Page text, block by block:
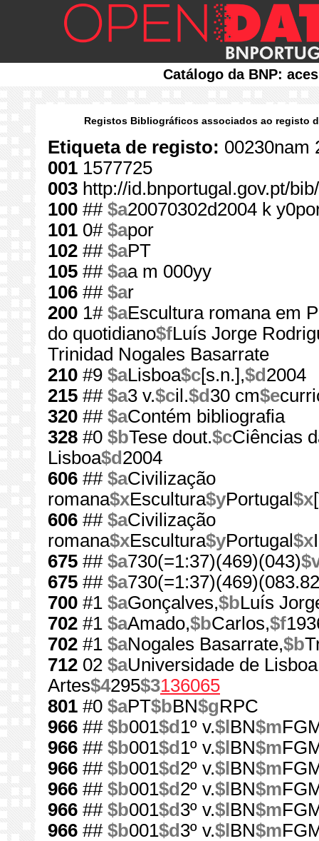
Catálogo da BNP:
Registos Bibliográficos associados ao registo
Etiqueta de registo: 00230nam
001 1577725
003 http://id.bnportugal.gov.pt/
100 ## $a20070302d2004 k
101 0# $apor
102 ## $aPT
105 ## $aa m 000yy
106 ## $ar
200 1# $aEscultura romana em
do quotidiano$fLuís Jorge
Trinidad Nogales Basarrate
210 #9 $aLisboa$c[s.n.],$d 2004
215 ## $a3 v.$cil.$d 30 cm$e
320 ## $aContém bibliografia
328 #0 $bTese dout.$cCiências
Lisboa$d 2004
606 ## $aCivilização
romana$xEscultura$yPortugal$x
606 ## $aCivilização
romana$xEscultura$yPortugal$x
675 ## $a730(=1:37)(469)(043)
675 ## $a
700 #1 $aGonçalves,$bLuís
702 #1 $aAmado,$bCarlos,$f
702 #1 $aNogales Basarrate,$b
712 02 $aUniversidade de
Artes$4295$3136065
801 #0 $aPT$bBN$gRPC
966 ## $b001$d 1º v.$l BN$m
966 ## $b001$d 1º v.$l BN$m
966 ## $b001$d 2º v.$l BN$m
966 ## $b001$d 2º v.$l BN$m
966 ## $b001$d 3º v.$l BN$m
966 ## $b001$d 3º v.$l BN$m